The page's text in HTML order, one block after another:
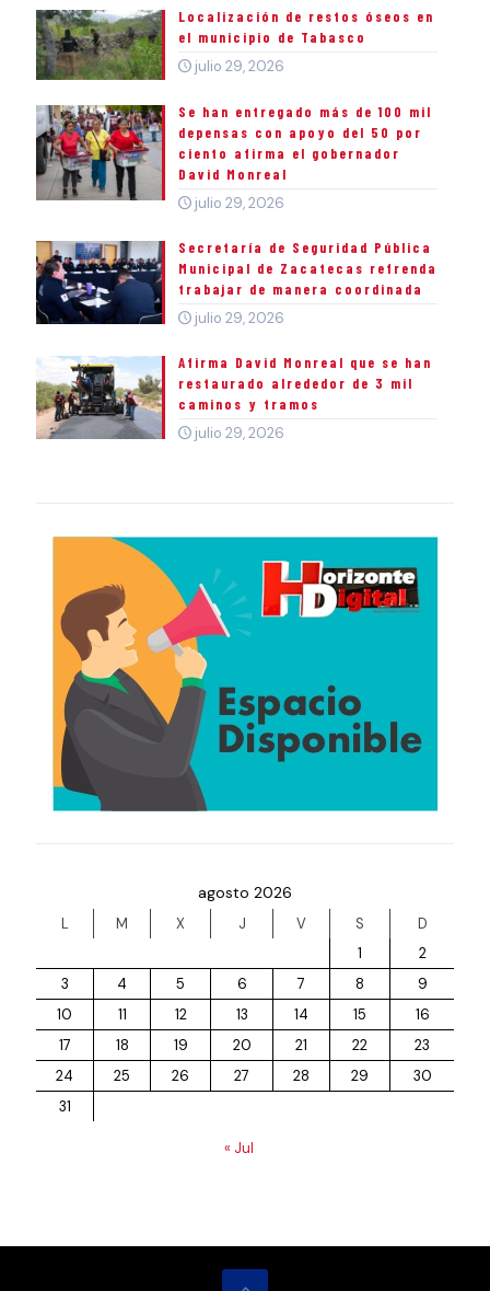
Localización de restos óseos en
el municipio de Tabasco
julio 29, 2026
Se han entregado más de 100 mil
depensas con apoyo del 50 por
ciento afirma el gobernador
David Monreal
julio 29, 2026
Secretaría de Seguridad Pública
Municipal de Zacatecas refrenda
trabajar de manera coordinada
julio 29, 2026
Afirma David Monreal que se han
restaurado alrededor de 3 mil
caminos y tramos
julio 29, 2026
agosto 2026
L M X J V S
D
1
2
3
4 5 6 7 8
9
10
11 12 13 14 15
16
17
18 19 20 21 22
23
24
25 26 27 28 29
30
31
« Jul